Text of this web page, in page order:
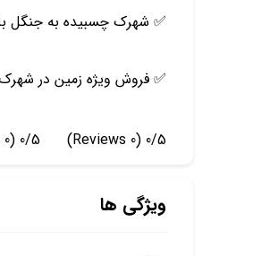
✅ شهرك چسبيده به جنگل
✅ فروش ويژه زمين در شهرك هاي تازه تأسيس از
0/5
(0 Reviews)
0/5
(0 Reviews)
ویژگی ها